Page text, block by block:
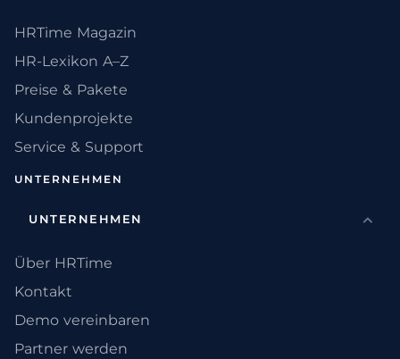
HRTime Magazin
HR-Lexikon A–Z
Preise & Pakete
Kundenprojekte
Service & Support
UNTERNEHMEN
UNTERNEHMEN
Über HRTime
Kontakt
Demo vereinbaren
Partner werden